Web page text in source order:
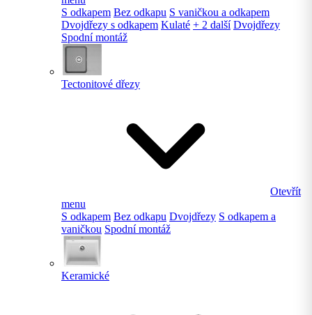
S odkapem Bez odkapu S vaničkou a odkapem
Dvojdřezy s odkapem Kulaté + 2 další Dvojdřezy
Spodní montáž
Tectonitové dřezy
Otevřít
menu
S odkapem Bez odkapu Dvojdřezy S odkapem a
vaničkou Spodní montáž
Keramické